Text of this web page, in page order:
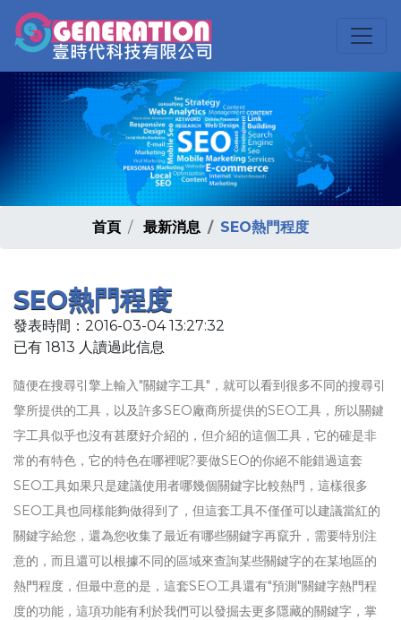
首頁 最新消息 SEO熱門程度
SEO熱門程度
發表時間：2016-03-04 13:27:32
已有 1813 人讀過此信息
隨便在搜尋引擎上輸入"關鍵字工具"，就可以看到很多不同的搜尋引
擎所提供的工具，以及許多SEO廠商所提供的SEO工具，所以關鍵
字工具似乎也沒有甚麼好介紹的，但介紹的這個工具，它的確是非
常的有特色，它的特色在哪裡呢?要做SEO的你絕不能錯過這套
SEO工具如果只是建議使用者哪幾個關鍵字比較熱門，這樣很多
SEO工具也同樣能夠做得到了，但這套工具不僅僅可以建議當紅的
關鍵字給您，還為您收集了最近有哪些關鍵字再竄升，需要特別注
意的，而且還可以根據不同的區域來查詢某些關鍵字的在某地區的
熱門程度，但最中意的是，這套SEO工具還有"預測"關鍵字熱門程
度的功能，這項功能有利於我們可以發掘去更多隱藏的關鍵字，掌